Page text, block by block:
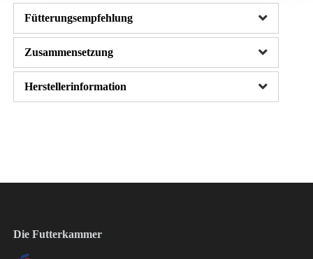
Fütterungsempfehlung
Zusammensetzung
Herstellerinformation
Die Futterkammer